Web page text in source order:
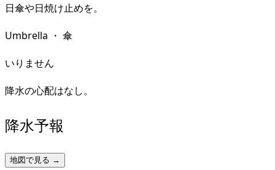
日傘や日焼け止めを。
Umbrella ・ 傘
いりません
降水の心配はなし。
降水予報
地図で見る →